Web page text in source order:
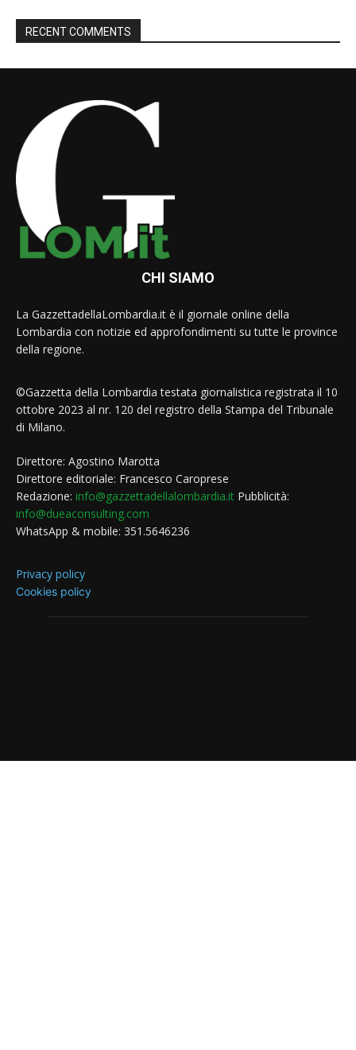
RECENT COMMENTS
CHI SIAMO
La GazzettadellaLombardia.it è il giornale online della
Lombardia con notizie ed approfondimenti su tutte le province
della regione.
©Gazzetta della Lombardia testata giornalistica registrata il 10
ottobre 2023 al nr. 120 del registro della Stampa del Tribunale
di Milano.
Direttore: Agostino Marotta
Direttore editoriale: Francesco Caroprese
Redazione: info@gazzettadellalombardia.it Pubblicità:
info@dueaconsulting.com
WhatsApp & mobile: 351.5646236
Privacy policy
Cookies policy